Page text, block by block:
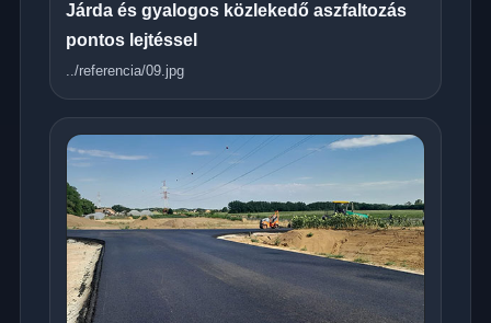
Járda és gyalogos közlekedő aszfaltozás
pontos lejtéssel
../referencia/09.jpg